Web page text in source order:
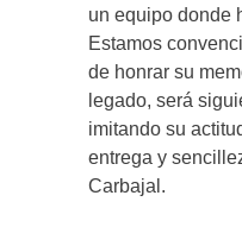
un equipo donde
Estamos
de honrar su
legado, será
imitando su
entrega y
Carbajal.